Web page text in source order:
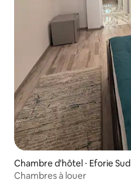
Chambre d'hôtel ⋅ Eforie Sud
Chambres à louer